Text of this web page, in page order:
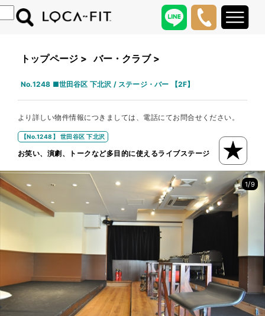
トップページ > バー・クラブ >
No.1248 ■世田谷区 下北沢 / ステージ・バー 【2F】
より詳しい物件情報につきましては、電話にてお問合せください。
【No.1248】 世田谷区 下北沢
お笑い、演劇、トークなど多目的に使えるライブステージ
1/9